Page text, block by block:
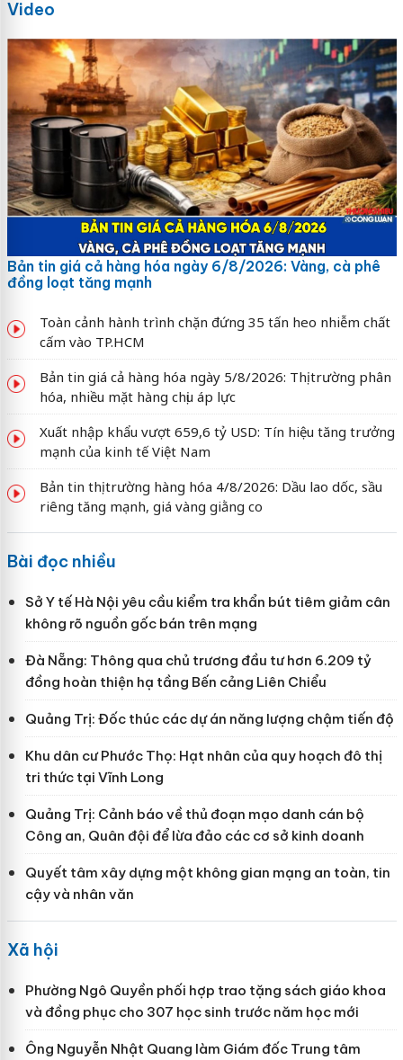
Video
Bản tin giá cả hàng hóa ngày 6/8/2026: Vàng, cà phê
đồng loạt tăng mạnh
Toàn cảnh hành trình chặn đứng 35 tấn heo nhiễm chất
cấm vào TP.HCM
Bản tin giá cả hàng hóa ngày 5/8/2026: Thị trường phân
hóa, nhiều mặt hàng chịu áp lực
Xuất nhập khẩu vượt 659,6 tỷ USD: Tín hiệu tăng trưởng
mạnh của kinh tế Việt Nam
Bản tin thị trường hàng hóa 4/8/2026: Dầu lao dốc, sầu
riêng tăng mạnh, giá vàng giằng co
Bài đọc nhiều
Sở Y tế Hà Nội yêu cầu kiểm tra khẩn bút tiêm giảm cân
không rõ nguồn gốc bán trên mạng
Đà Nẵng: Thông qua chủ trương đầu tư hơn 6.209 tỷ
đồng hoàn thiện hạ tầng Bến cảng Liên Chiểu
Quảng Trị: Đốc thúc các dự án năng lượng chậm tiến độ
Khu dân cư Phước Thọ: Hạt nhân của quy hoạch đô thị
tri thức tại Vĩnh Long
Quảng Trị: Cảnh báo về thủ đoạn mạo danh cán bộ
Công an, Quân đội để lừa đảo các cơ sở kinh doanh
Quyết tâm xây dựng một không gian mạng an toàn, tin
cậy và nhân văn
Xã hội
Phường Ngô Quyền phối hợp trao tặng sách giáo khoa
và đồng phục cho 307 học sinh trước năm học mới
Ông Nguyễn Nhật Quang làm Giám đốc Trung tâm